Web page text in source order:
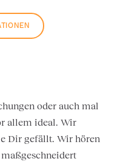
oder auch mal
allem ideal. Wir
Dir gefällt. Wir hören